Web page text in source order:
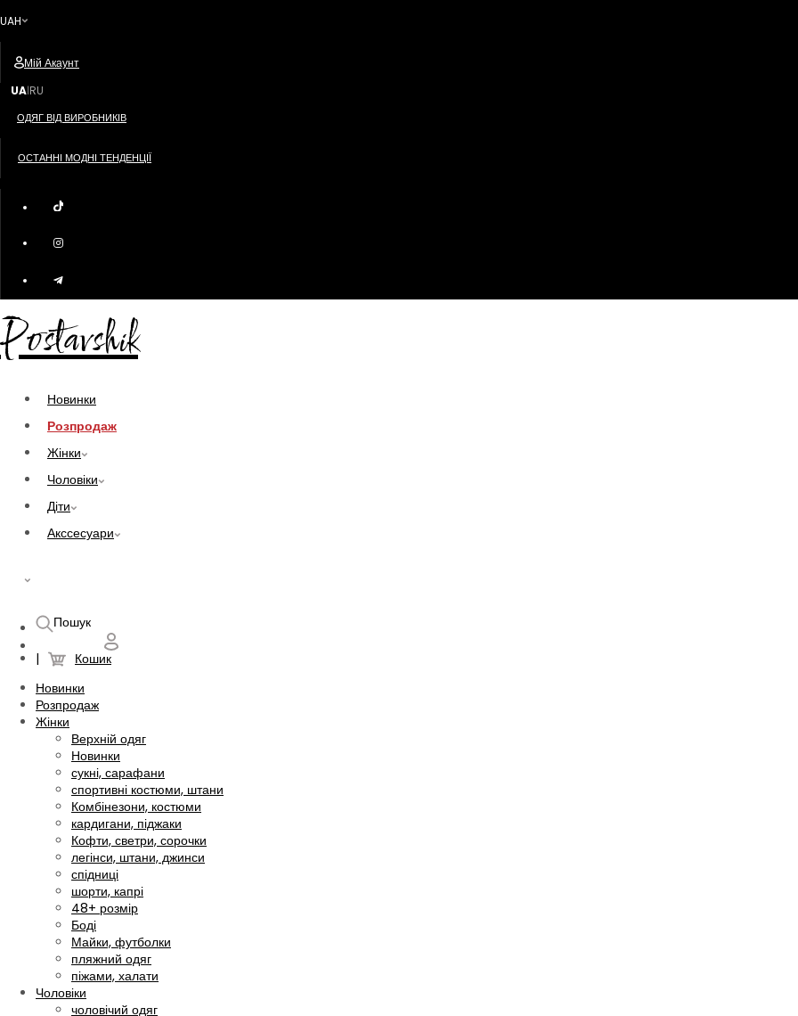
UAH
Мій Акаунт
UA|RU
ОДЯГ ВІД ВИРОБНИКІВ
ОСТАННІ МОДНІ ТЕНДЕНЦІЇ
Postavshik
Новинки
Розпродаж
Жінки
Чоловіки
Діти
Акссесуари
Пошук
Кошик
Новинки
Розпродаж
Жінки
Верхній одяг
Новинки
сукні, сарафани
спортивні костюми, штани
Комбінезони, костюми
кардигани, піджаки
Кофти, светри, сорочки
легінси, штани, джинси
спідниці
шорти, капрі
48+ розмір
Боді
Майки, футболки
пляжний одяг
піжами, халати
Чоловіки
чоловічий одяг